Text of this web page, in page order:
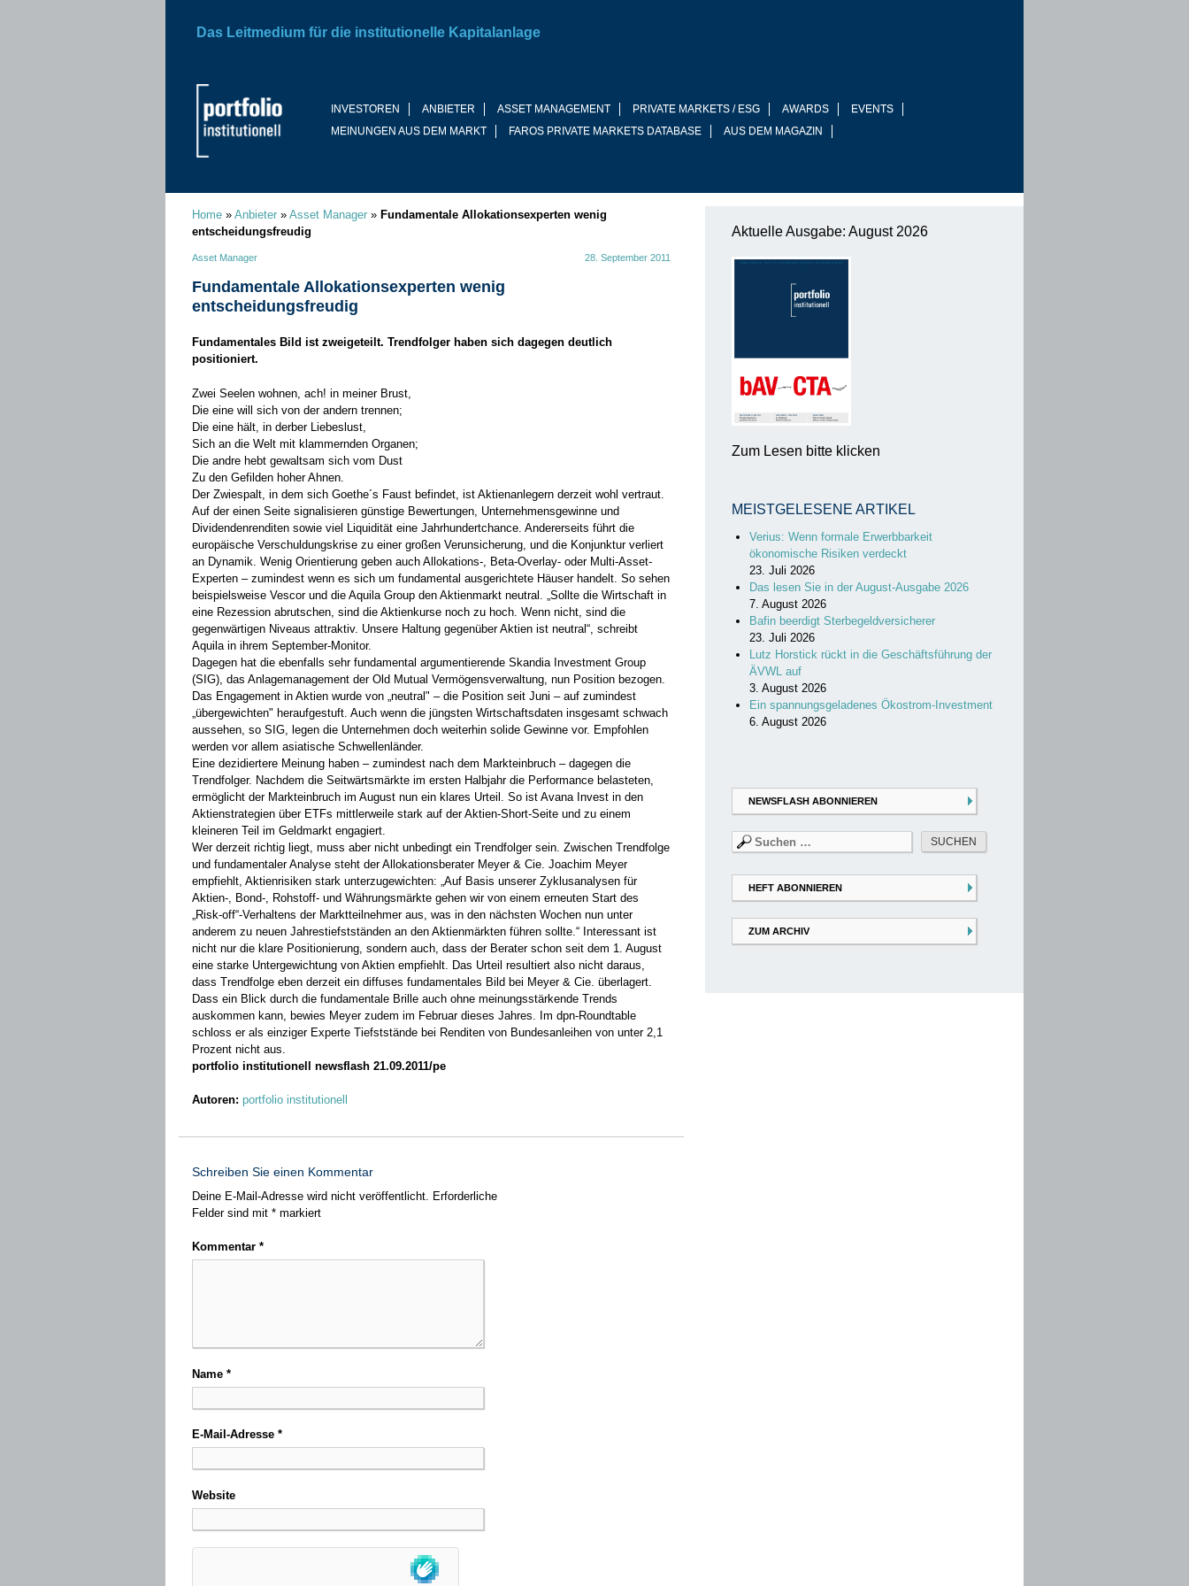
INVESTOREN ANBIETER ASSET MANAGEMENT PRIVATE MARKETS / ESG AWARDS
EVENTS
MEINUNGEN AUS DEM MARKT
FAROS PRIVATE MARKETS DATABASE AUS DEM MAGAZIN
Das Leitmedium für die institutionelle Kapitalanlage
Home » Anbieter » Asset Manager » Fundamentale Allokationsexperten wenig
entscheidungsfreudig
Asset Manager 28. September 2011
Fundamentale Allokationsexperten wenig
entscheidungsfreudig
Fundamentales Bild ist zweigeteilt. Trendfolger haben sich dagegen deutlich
positioniert.
Zwei Seelen wohnen, ach! in meiner Brust,
Die eine will sich von der andern trennen;
Die eine hält, in derber Liebeslust,
Sich an die Welt mit klammernden Organen;
Die andre hebt gewaltsam sich vom Dust
Zu den Gefilden hoher Ahnen.
Der Zwiespalt, in dem sich Goethe´s Faust befindet, ist Aktienanlegern derzeit wohl vertraut.
Auf der einen Seite signalisieren günstige Bewertungen, Unternehmensgewinne und
Dividendenrenditen sowie viel Liquidität eine Jahrhundertchance. Andererseits führt die
europäische Verschuldungskrise zu einer großen Verunsicherung, und die Konjunktur verliert
an Dynamik. Wenig Orientierung geben auch Allokations-, Beta-Overlay- oder Multi-Asset-
Experten – zumindest wenn es sich um fundamental ausgerichtete Häuser handelt. So sehen
beispielsweise Vescor und die Aquila Group den Aktienmarkt neutral. „Sollte die Wirtschaft in
eine Rezession abrutschen, sind die Aktienkurse noch zu hoch. Wenn nicht, sind die
gegenwärtigen Niveaus attraktiv. Unsere Haltung gegenüber Aktien ist neutral“, schreibt
Aquila in ihrem September-Monitor.
Dagegen hat die ebenfalls sehr fundamental argumentierende Skandia Investment Group
(SIG), das Anlagemanagement der Old Mutual Vermögensverwaltung, nun Position bezogen.
Das Engagement in Aktien wurde von „neutral" – die Position seit Juni – auf zumindest
„übergewichten" heraufgestuft. Auch wenn die jüngsten Wirtschaftsdaten insgesamt schwach
aussehen, so SIG, legen die Unternehmen doch weiterhin solide Gewinne vor. Empfohlen
werden vor allem asiatische Schwellenländer.
Eine dezidiertere Meinung haben – zumindest nach dem Markteinbruch – dagegen die
Trendfolger. Nachdem die Seitwärtsmärkte im ersten Halbjahr die Performance belasteten,
ermöglicht der Markteinbruch im August nun ein klares Urteil. So ist Avana Invest in den
Aktienstrategien über ETFs mittlerweile stark auf der Aktien-Short-Seite und zu einem
kleineren Teil im Geldmarkt engagiert.
Wer derzeit richtig liegt, muss aber nicht unbedingt ein Trendfolger sein. Zwischen Trendfolge
und fundamentaler Analyse steht der Allokationsberater Meyer & Cie. Joachim Meyer
empfiehlt, Aktienrisiken stark unterzugewichten: „Auf Basis unserer Zyklusanalysen für
Aktien-, Bond-, Rohstoff- und Währungsmärkte gehen wir von einem erneuten Start des
„Risk-off“-Verhaltens der Marktteilnehmer aus, was in den nächsten Wochen nun unter
anderem zu neuen Jahrestiefstständen an den Aktienmärkten führen sollte.“ Interessant ist
nicht nur die klare Positionierung, sondern auch, dass der Berater schon seit dem 1. August
eine starke Untergewichtung von Aktien empfiehlt. Das Urteil resultiert also nicht daraus,
dass Trendfolge eben derzeit ein diffuses fundamentales Bild bei Meyer & Cie. überlagert.
Dass ein Blick durch die fundamentale Brille auch ohne meinungsstärkende Trends
auskommen kann, bewies Meyer zudem im Februar dieses Jahres. Im dpn-Roundtable
schloss er als einziger Experte Tiefststände bei Renditen von Bundesanleihen von unter 2,1
Prozent nicht aus.
portfolio institutionell newsflash 21.09.2011/pe
Autoren: portfolio institutionell
Schreiben Sie einen Kommentar
Deine E-Mail-Adresse wird nicht veröffentlicht. Erforderliche
Felder sind mit * markiert
Kommentar *
Name *
E-Mail-Adresse *
Website
Aktuelle Ausgabe: August 2026
Zum Lesen bitte klicken
MEISTGELESENE ARTIKEL
Verius: Wenn formale Erwerbbarkeit
ökonomische Risiken verdeckt
23. Juli 2026
Das lesen Sie in der August-Ausgabe 2026
7. August 2026
Bafin beerdigt Sterbegeldversicherer
23. Juli 2026
Lutz Horstick rückt in die Geschäftsführung der
ÄVWL auf
3. August 2026
Ein spannungsgeladenes Ökostrom-Investment
6. August 2026
NEWSFLASH ABONNIEREN
Suchen
nach:
HEFT ABONNIEREN
ZUM ARCHIV